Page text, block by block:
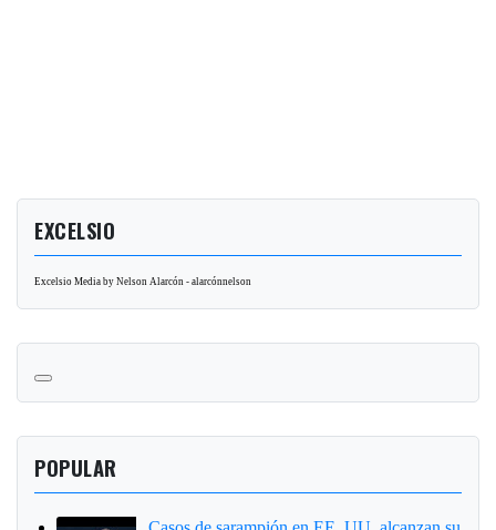
EXCELSIO
Excelsio Media by Nelson Alarcón - alarcónnelson
POPULAR